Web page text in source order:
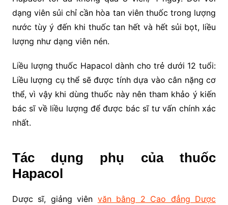
dạng viên sủi chỉ cần hòa tan viên thuốc trong lượng
nước tùy ý đến khi thuốc tan hết và hết sủi bọt, liều
lượng như dạng viên nén.
Liều lượng thuốc Hapacol dành cho trẻ dưới 12 tuổi:
Liều lượng cụ thể sẽ được tính dựa vào cân nặng cơ
thể, vì vậy khi dùng thuốc này nên tham khảo ý kiến
bác sĩ về liều lượng để được bác sĩ tư vấn chính xác
nhất.
Tác dụng phụ của thuốc
Hapacol
Dược sĩ, giảng viên văn bằng 2 Cao đẳng Dược